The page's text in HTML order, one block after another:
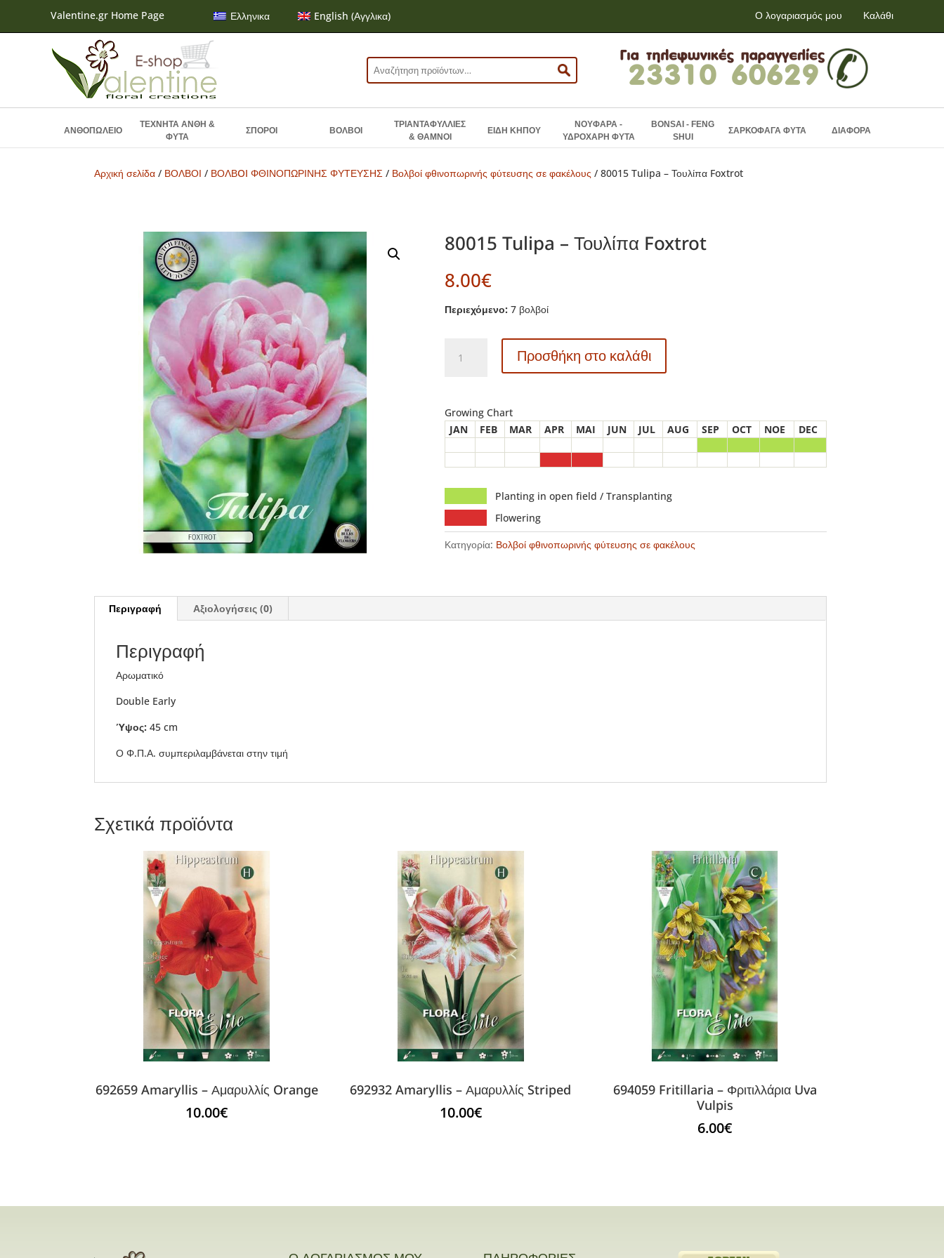
Valentine.gr Home Page Ελληνικα English (Αγγλικα) Ο λογαριασμός μου Καλάθι
Αναζήτηση
για:
ΑΝΘΟΠΩΛΕΙΟ
ΤΕΧΝΗΤΑ ΑΝΘΗ &
ΦΥΤΑ
ΣΠΟΡΟΙ ΒΟΛΒΟΙ
ΤΡΙΑΝΤΑΦΥΛΛΙΕΣ
& ΘΑΜΝΟΙ
ΕΙΔΗ ΚΗΠΟΥ
ΝΟΥΦΑΡΑ -
ΥΔΡΟΧΑΡΗ ΦΥΤΑ
BONSAI - FENG
SHUI
ΣΑΡΚΟΦΑΓΑ ΦΥΤΑ ΔΙΑΦΟΡΑ
Αρχική σελίδα / ΒΟΛΒΟΙ / ΒΟΛΒOI ΦΘΙΝΟΠΩΡΙΝΗΣ ΦΥΤΕΥΣΗΣ / Βολβοί φθινοπωρινής φύτευσης σε φακέλους / 80015 Tulipa – Τουλίπα Foxtrot
80015 Tulipa – Τουλίπα Foxtrot
8.00€
Περιεχόμενο: 7 βολβοί
Tulipa
Foxtrot
ποσότητα
Προσθήκη στο καλάθι
Growing Chart
JAN
FEB MAR APR MAI JUN JUL AUG SEP OCT NOE DEC
Planting in open field / Transplanting
Flowering
Κατηγορία: Βολβοί φθινοπωρινής φύτευσης σε φακέλους
Περιγραφή Αξιολογήσεις (0)
Περιγραφή
Αρωματικό
Double Early
Ύψος: 45 cm
Ο Φ.Π.Α. συμπεριλαμβάνεται στην τιμή
Σχετικά προϊόντα
692659 Amaryllis – Αμαρυλλίς Orange
10.00€
692932 Amaryllis – Αμαρυλλίς Striped
10.00€
694059 Fritillaria – Φριτιλλάρια Uva
Vulpis
6.00€